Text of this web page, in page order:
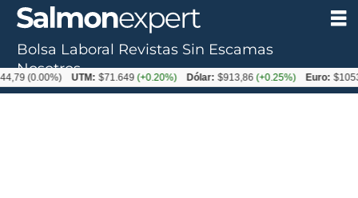
Bolsa Laboral Revistas Sin Escamas
Nosotros
UTM: $71.649(+0.20%) Dólar: $913,86(+0.25%) Euro: $1053,08(-